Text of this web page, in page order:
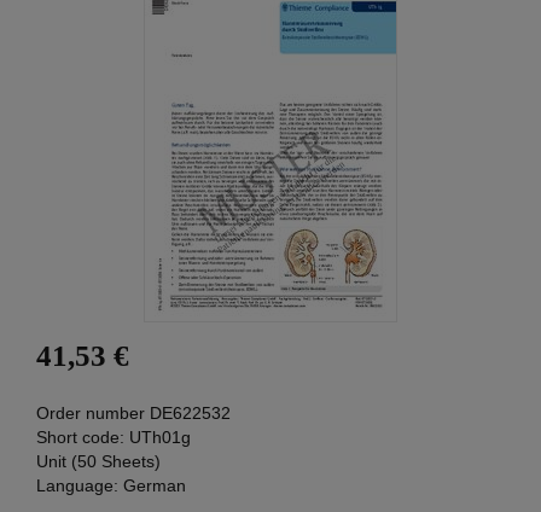
41,53 €
Order number DE622532
Short code: UTh01g
Unit (50 Sheets)
Language: German